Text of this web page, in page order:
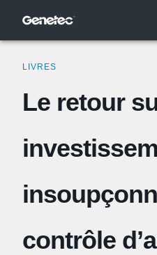
LIVRES
Le retour
contrôle